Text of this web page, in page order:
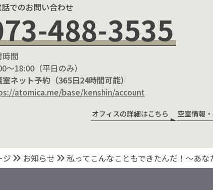
でのお問い合わせ
488-3535
時間
〜18:00（平日のみ）
室ネット予約（365日24時間可能）
atomica.me/base/kenshin/account
オフィスの詳細はこちら 空室情報
ジ お知らせ 私ってこんなこともできたんだ！〜あ